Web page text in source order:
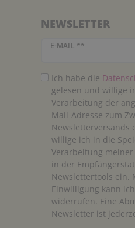
NEWSLETTER
E-MAIL **
Newsletter Honig
Ich habe die
gelesen und willige
Verarbeitung der
Mail-Adresse zum
Newsletterversands
willige ich in die
Verarbeitung
in der
Newslettertools ein.
Einwilligung kann
widerrufen. Eine
Newsletter ist